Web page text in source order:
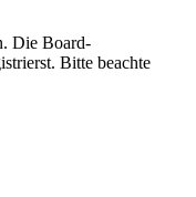
Die Board-
Bitte beachte